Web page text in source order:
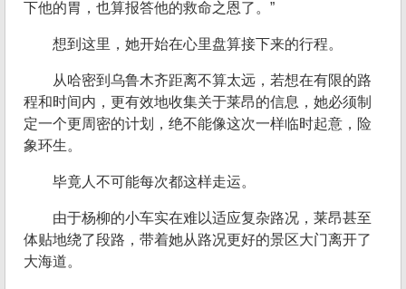
下他的胃，也算报答他的救命之恩了。”
想到这里，她开始在心里盘算接下来的行程。
从哈密到乌鲁木齐距离不算太远，若想在有限的路
程和时间内，更有效地收集关于莱昂的信息，她必须制
定一个更周密的计划，绝不能像这次一样临时起意，险
象环生。
毕竟人不可能每次都这样走运。
由于杨柳的小车实在难以适应复杂路况，莱昂甚至
体贴地绕了段路，带着她从路况更好的景区大门离开了
大海道。